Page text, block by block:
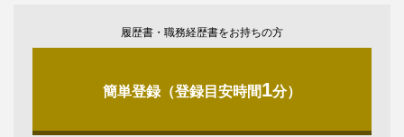
履歴書・職務経歴書をお持ちの方
簡単登録（登録目安時間1分）